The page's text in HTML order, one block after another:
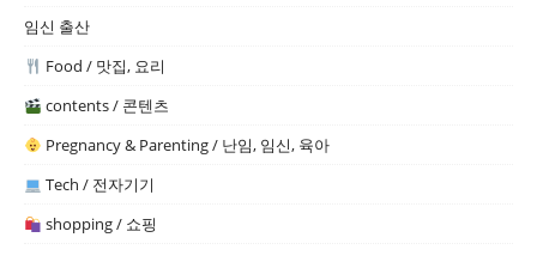
임신 출산
Food / 맛집, 요리
contents / 콘텐츠
Pregnancy & Parenting / 난임, 임신, 육아
Tech / 전자기기
shopping / 쇼핑